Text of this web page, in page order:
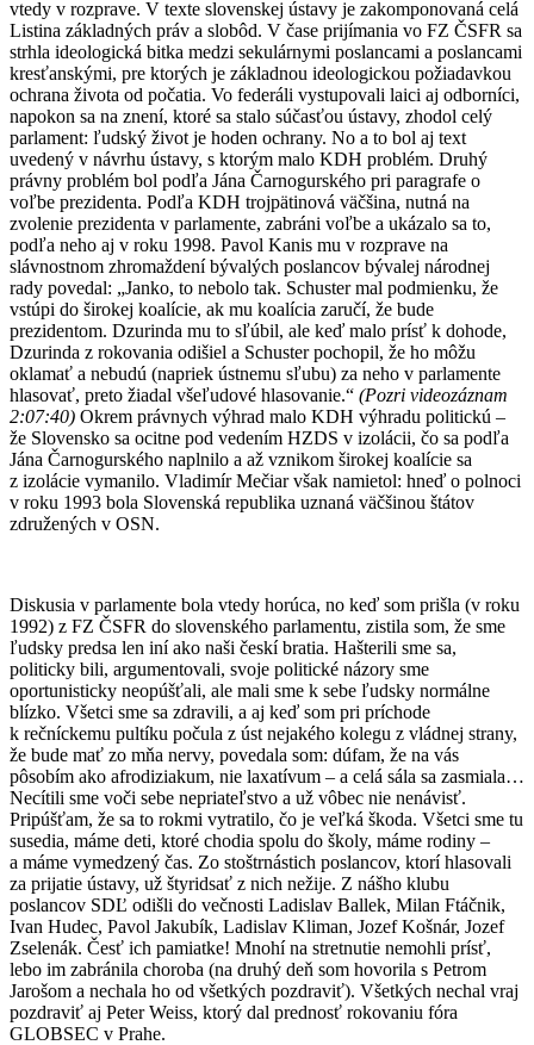
vtedy v rozprave. V texte slovenskej ústavy je zakomponovaná celá
Listina základných práv a slobôd. V čase prijímania vo FZ ČSFR sa
strhla ideologická bitka medzi sekulárnymi poslancami a poslancami
kresťanskými, pre ktorých je základnou ideologickou požiadavkou
ochrana života od počatia. Vo federáli vystupovali laici aj odborníci,
napokon sa na znení, ktoré sa stalo súčasťou ústavy, zhodol celý
parlament: ľudský život je hoden ochrany. No a to bol aj text
uvedený v návrhu ústavy, s ktorým malo KDH problém. Druhý
právny problém bol podľa Jána Čarnogurského pri paragrafe o
voľbe prezidenta. Podľa KDH trojpätinová väčšina, nutná na
zvolenie prezidenta v parlamente, zabráni voľbe a ukázalo sa to,
podľa neho aj v roku 1998. Pavol Kanis mu v rozprave na
slávnostnom zhromaždení bývalých poslancov bývalej národnej
rady povedal: „Janko, to nebolo tak. Schuster mal podmienku, že
vstúpi do širokej koalície, ak mu koalícia zaručí, že bude
prezidentom. Dzurinda mu to sľúbil, ale keď malo prísť k dohode,
Dzurinda z rokovania odišiel a Schuster pochopil, že ho môžu
oklamať a nebudú (napriek ústnemu sľubu) za neho v parlamente
hlasovať, preto žiadal všeľudové hlasovanie.“ (Pozri videozáznam
2:07:40) Okrem právnych výhrad malo KDH výhradu politickú –
že Slovensko sa ocitne pod vedením HZDS v izolácii, čo sa podľa
Jána Čarnogurského naplnilo a až vznikom širokej koalície sa
z izolácie vymanilo. Vladimír Mečiar však namietol: hneď o polnoci
v roku 1993 bola Slovenská republika uznaná väčšinou štátov
združených v OSN.
Diskusia v parlamente bola vtedy horúca, no keď som prišla (v roku
1992) z FZ ČSFR do slovenského parlamentu, zistila som, že sme
ľudsky predsa len iní ako naši českí bratia. Hašterili sme sa,
politicky bili, argumentovali, svoje politické názory sme
oportunisticky neopúšťali, ale mali sme k sebe ľudsky normálne
blízko. Všetci sme sa zdravili, a aj keď som pri príchode
k rečníckemu pultíku počula z úst nejakého kolegu z vládnej strany,
že bude mať zo mňa nervy, povedala som: dúfam, že na vás
pôsobím ako afrodiziakum, nie laxatívum – a celá sála sa zasmiala…
Necítili sme voči sebe nepriateľstvo a už vôbec nie nenávisť.
Pripúšťam, že sa to rokmi vytratilo, čo je veľká škoda. Všetci sme tu
susedia, máme deti, ktoré chodia spolu do školy, máme rodiny –
a máme vymedzený čas. Zo stoštrnástich poslancov, ktorí hlasovali
za prijatie ústavy, už štyridsať z nich nežije. Z nášho klubu
poslancov SDĽ odišli do večnosti Ladislav Ballek, Milan Ftáčnik,
Ivan Hudec, Pavol Jakubík, Ladislav Kliman, Jozef Košnár, Jozef
Zselenák. Česť ich pamiatke! Mnohí na stretnutie nemohli prísť,
lebo im zabránila choroba (na druhý deň som hovorila s Petrom
Jarošom a nechala ho od všetkých pozdraviť). Všetkých nechal vraj
pozdraviť aj Peter Weiss, ktorý dal prednosť rokovaniu fóra
GLOBSEC v Prahe.